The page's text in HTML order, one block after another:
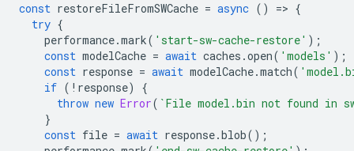
const restoreFileFromSWCache = async () => {
try {
performance.mark( 'start-sw-cache-restore' );
const modelCache = await caches .open( 'models' );
const response = await modelCache.match(
if ( ! response)
{
throw new Error( `File model.bin not found in
}
const file = await response.blob();